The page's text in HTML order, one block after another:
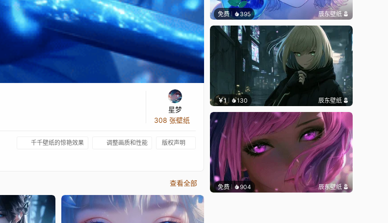
星梦
308 张壁纸
千千壁纸的惊艳效果 调整画质和性能 版权声明
查看全部
免费 395 辰东壁纸
￥1 130 辰东壁纸
免费 904 辰东壁纸